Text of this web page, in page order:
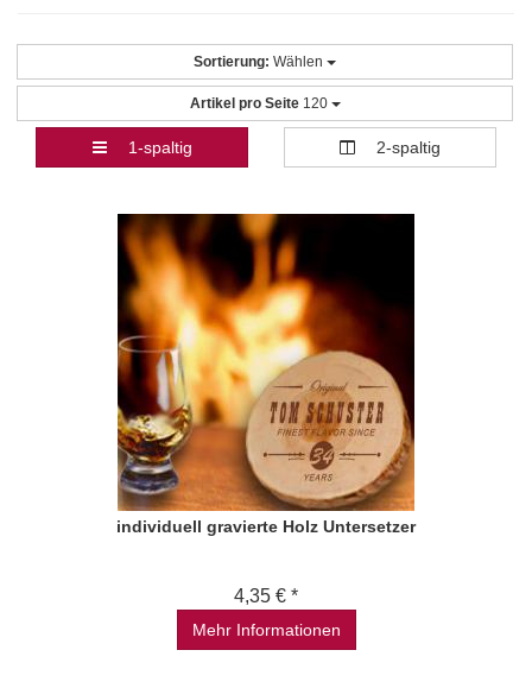
Sortierung: Wählen
Artikel pro Seite 120
1-spaltig 2-spaltig
individuell gravierte Holz Untersetzer
4,35 € *
Mehr Informationen